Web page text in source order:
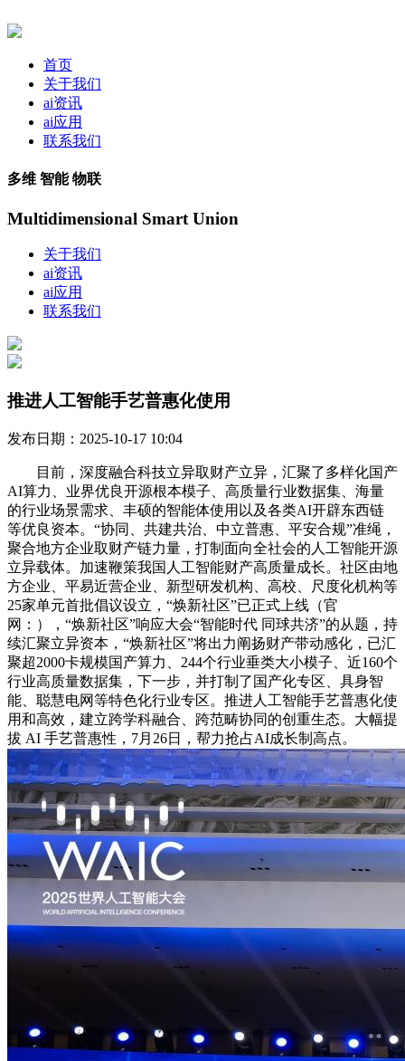
首页
关于我们
ai资讯
ai应用
联系我们
多维 智能 物联
Multidimensional Smart Union
关于我们
ai资讯
ai应用
联系我们
推进人工智能手艺普惠化使用
发布日期：2025-10-17 10:04
目前，深度融合科技立异取财产立异，汇聚了多样化国产
AI算力、业界优良开源根本模子、高质量行业数据集、海量
的行业场景需求、丰硕的智能体使用以及各类AI开辟东西链
等优良资本。“协同、共建共治、中立普惠、平安合规”准绳，
聚合地方企业取财产链力量，打制面向全社会的人工智能开源
立异载体。加速鞭策我国人工智能财产高质量成长。社区由地
方企业、平易近营企业、新型研发机构、高校、尺度化机构等
25家单元首批倡议设立，“焕新社区”已正式上线（官
网：），“焕新社区”响应大会“智能时代 同球共济”的从题，持
续汇聚立异资本，“焕新社区”将出力阐扬财产带动感化，已汇
聚超2000卡规模国产算力、244个行业垂类大小模子、近160个
行业高质量数据集，下一步，并打制了国产化专区、具身智
能、聪慧电网等特色化行业专区。推进人工智能手艺普惠化使
用和高效，建立跨学科融合、跨范畴协同的创重生态。大幅提
拔 AI 手艺普惠性，7月26日，帮力抢占AI成长制高点。